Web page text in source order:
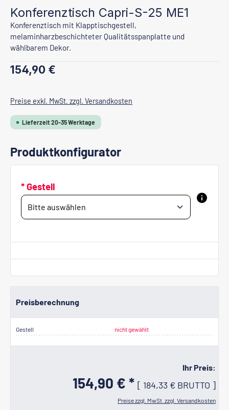
Konferenztisch Capri-S-25 ME1
Konferenztisch mit Klapptischgestell,
melaminharzbeschichteter Qualitätsspanplatte und
wählbarem Dekor.
Regulärer Preis:
154,90 €
Preise exkl. MwSt. zzgl. Versandkosten
Lieferzeit 20-35 Werktage
Produktkonfigurator
* Gestell
Preisberechnung
Gestell nicht gewählt
Ihr Preis:
154,90 € * [ 184,33 € BRUTTO ]
Preise zzgl. MwSt. zzgl. Versandkosten